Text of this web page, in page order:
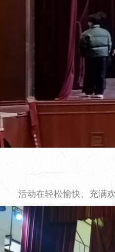
活动在轻松愉快、充满